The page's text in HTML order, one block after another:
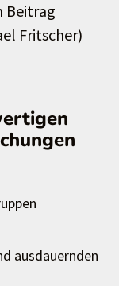
Beitrag
Fritscher)
ausdauernden